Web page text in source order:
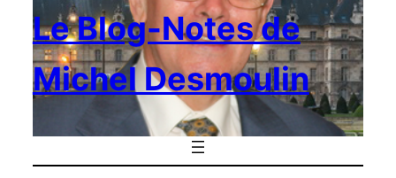
Le Blog-Notes de
Michel Desmoulin